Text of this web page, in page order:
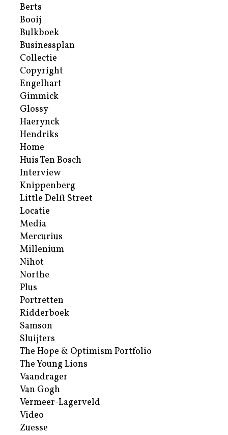
Berts
Booij
Bulkboek
Businessplan
Collectie
Copyright
Engelhart
Gimmick
Glossy
Haerynck
Hendriks
Home
Huis Ten Bosch
Interview
Knippenberg
Little Delft Street
Locatie
Media
Mercurius
Millenium
Nihot
Northe
Plus
Portretten
Ridderboek
Samson
Sluijters
The Hope & Optimism Portfolio
The Young Lions
Vaandrager
Van Gogh
Vermeer-Lagerveld
Video
Zuesse